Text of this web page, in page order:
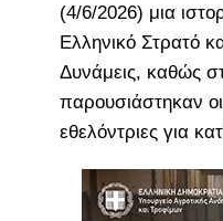
(4/6/2026) μια
Ελληνικό Στρατό
Δυνάμεις, καθώς
παρουσιάστηκαν
εθελόντριες για